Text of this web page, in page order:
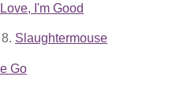
Love, I'm Good
8. Slaughtermouse
Go